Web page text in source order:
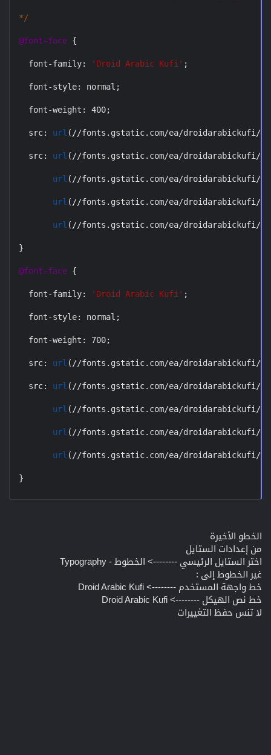
*/
@font-face {
font-family: 'Droid Arabic Kufi' ;
font-style: normal ;
font-weight : 400;
src: url ( //fonts.gstatic.com/ea/droidarabickufi/
src: url ( //fonts.gstatic.com/ea/droidarabickufi/
url ( //fonts.gstatic.com/ea/droidarabickufi/
url ( //fonts.gstatic.com/ea/droidarabickufi/
url ( //fonts.gstatic.com/ea/droidarabickufi/
}
@font-face {
font-family: 'Droid Arabic Kufi' ;
font-style: normal ;
font-weight : 700;
src: url ( //fonts.gstatic.com/ea/droidarabickufi/
src: url ( //fonts.gstatic.com/ea/droidarabickufi/
url ( //fonts.gstatic.com/ea/droidarabickufi/
url ( //fonts.gstatic.com/ea/droidarabickufi/
url ( //fonts.gstatic.com/ea/droidarabickufi/
}
الخطو الأخيرة
من إعدادات الستايل
اختر الستايل الرئيسي --------> الخطوط - Typography
غير الخطوط إلى :
خط واجهة المستخدم --------> Droid Arabic Kufi
خط نص الهيكل --------> Droid Arabic Kufi
لا تنس حفظ التغييرات